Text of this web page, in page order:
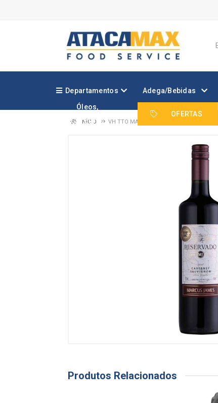
Departamentos Adega/Bebidas
Óleos,
Gorduras
OFERTAS
INÍCIO VH TTO MARCUS JAMES CAB FRANC
Produtos Relacionados